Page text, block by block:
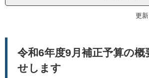
更
令和6年度9月補正予算の概
せします